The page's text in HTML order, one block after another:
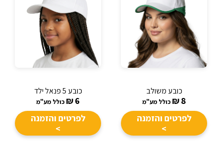
כובע משולב
8
₪ כולל מע"מ
לפרטים והזמנה
>
כובע 5 פנאל ילד
6
₪ כולל מע"מ
לפרטים והזמנה
>